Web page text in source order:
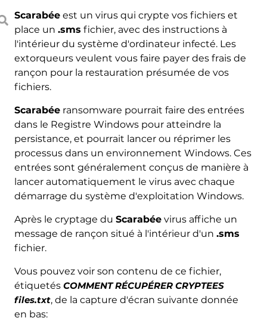
Scarabéeest un virus qui crypte vos fichiers et
place un .sms fichier, avec des instructions à
l'intérieur du système d'ordinateur infecté. Les
extorqueurs veulent vous faire payer des frais de
rançon pour la restauration présumée de vos
fichiers.
Scarabéeransomware pourrait faire des entrées
dans le Registre Windows pour atteindre la
persistance, et pourrait lancer ou réprimer les
processus dans un environnement Windows. Ces
entrées sont généralement conçus de manière à
lancer automatiquement le virus avec chaque
démarrage du système d'exploitation Windows.
Après le cryptage du Scarabéevirus affiche un
message de rançon situé à l'intérieur d'un .sms
fichier.
Vous pouvez voir son contenu de ce fichier,
étiquetés COMMENT RÉCUPÉRER CRYPTEES
files.txt, de la capture d'écran suivante donnée
en bas: